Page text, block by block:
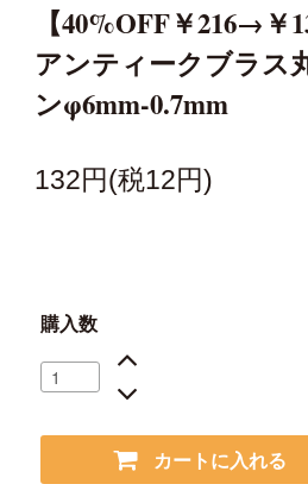
【40%OFF￥216→￥
アンティークブラス
ンφ6mm-0.7mm
132円(税12円)
購入数
カートに入れる